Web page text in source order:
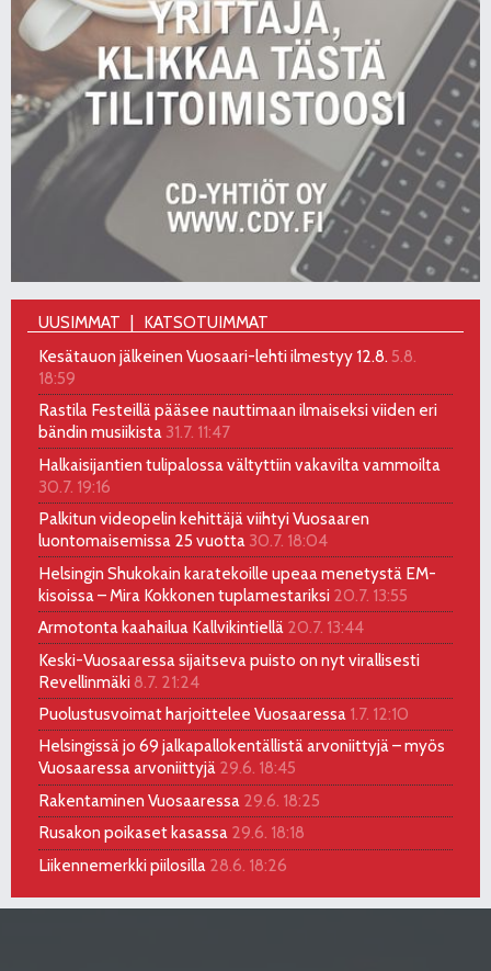
UUSIMMAT
KATSOTUIMMAT
Kesätauon jälkeinen Vuosaari-lehti ilmestyy 12.8. 5.8.
18:59
Rastila Festeillä pääsee nauttimaan ilmaiseksi viiden eri
bändin musiikista 31.7. 11:47
Halkaisijantien tulipalossa vältyttiin vakavilta vammoilta
30.7. 19:16
Palkitun videopelin kehittäjä viihtyi Vuosaaren
luontomaisemissa 25 vuotta 30.7. 18:04
Helsingin Shukokain karatekoille upeaa menetystä EM-
kisoissa – Mira Kokkonen tuplamestariksi 20.7. 13:55
Armotonta kaahailua Kallvikintiellä 20.7. 13:44
Keski-Vuosaaressa sijaitseva puisto on nyt virallisesti
Revellinmäki 8.7. 21:24
Puolustusvoimat harjoittelee Vuosaaressa 1.7. 12:10
Helsingissä jo 69 jalkapallokentällistä arvoniittyjä – myös
Vuosaaressa arvoniittyjä 29.6. 18:45
Rakentaminen Vuosaaressa 29.6. 18:25
Rusakon poikaset kasassa 29.6. 18:18
Liikennemerkki piilosilla 28.6. 18:26